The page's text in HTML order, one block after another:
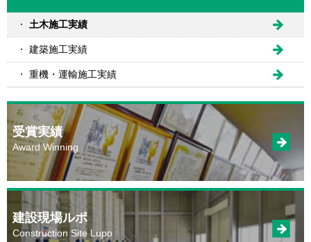
土木施工実績
建築施工実績
重機・運輸施工実績
受賞実績
Award Winning
建設現場ルポ
Construction Site Lupo